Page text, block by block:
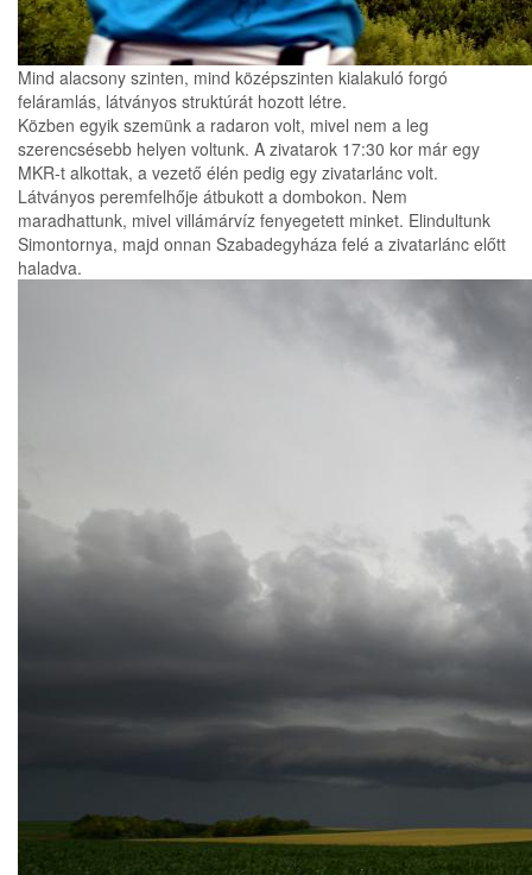
Mind alacsony szinten, mind középszinten kialakuló forgó
feláramlás, látványos struktúrát hozott létre.
Közben egyik szemünk a radaron volt, mivel nem a leg
szerencsésebb helyen voltunk. A zivatarok 17:30 kor már egy
MKR-t alkottak, a vezető élén pedig egy zivatarlánc volt.
Látványos peremfelhője átbukott a dombokon. Nem
maradhattunk, mivel villámárvíz fenyegetett minket. Elindultunk
Simontornya, majd onnan Szabadegyháza felé a zivatarlánc előtt
haladva.